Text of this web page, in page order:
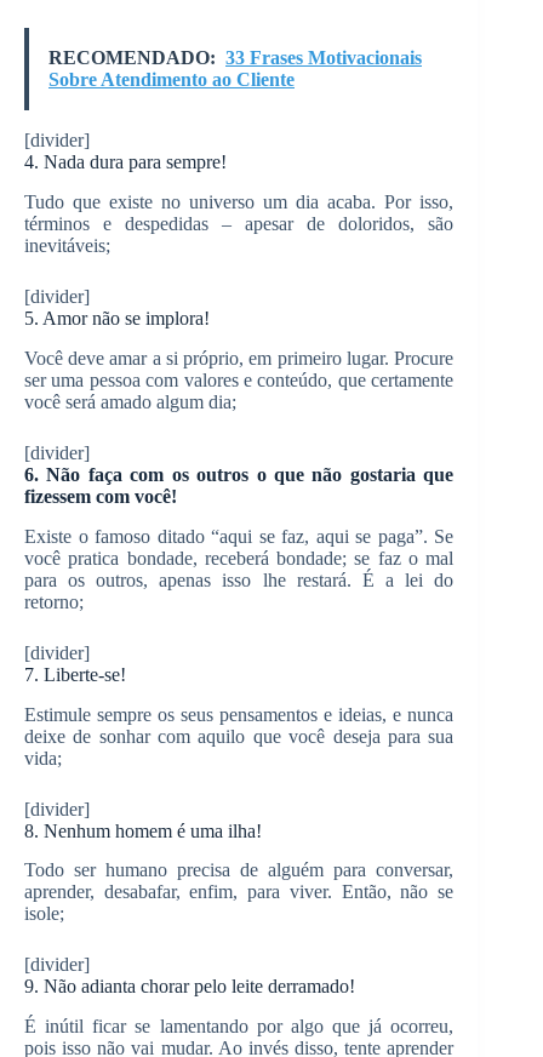
RECOMENDADO: 33 Frases Motivacionais
Sobre Atendimento ao Cliente
[divider]
4. Nada dura para sempre!
Tudo que existe no universo um dia acaba. Por isso,
términos e despedidas – apesar de doloridos, são
inevitáveis;
[divider]
5. Amor não se implora!
Você deve amar a si próprio, em primeiro lugar. Procure
ser uma pessoa com valores e conteúdo, que certamente
você será amado algum dia;
[divider]
6. Não faça com os outros o que não gostaria que
fizessem com você!
Existe o famoso ditado “aqui se faz, aqui se paga”. Se
você pratica bondade, receberá bondade; se faz o mal
para os outros, apenas isso lhe restará. É a lei do
retorno;
[divider]
7. Liberte-se!
Estimule sempre os seus pensamentos e ideias, e nunca
deixe de sonhar com aquilo que você deseja para sua
vida;
[divider]
8. Nenhum homem é uma ilha!
Todo ser humano precisa de alguém para conversar,
aprender, desabafar, enfim, para viver. Então, não se
isole;
[divider]
9. Não adianta chorar pelo leite derramado!
É inútil ficar se lamentando por algo que já ocorreu,
pois isso não vai mudar. Ao invés disso, tente aprender